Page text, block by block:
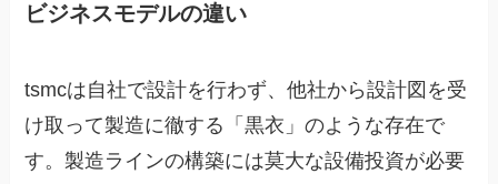
ビジネスモデルの違い
tsmcは自社で設計を行わず、他社から設計図を受
け取って製造に徹する「黒衣」のような存在で
す。製造ラインの構築には莫大な設備投資が必要